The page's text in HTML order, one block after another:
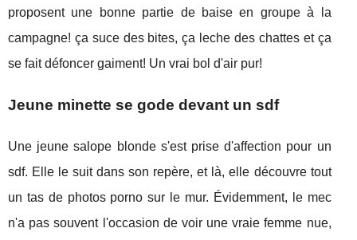
proposent une bonne partie de baise en groupe à la
campagne! ça suce des bites, ça leche des chattes et ça
se fait défoncer gaiment! Un vrai bol d'air pur!
Jeune minette se gode devant un sdf
Une jeune salope blonde s'est prise d'affection pour un
sdf. Elle le suit dans son repère, et là, elle découvre tout
un tas de photos porno sur le mur. Évidemment, le mec
n'a pas souvent l'occasion de voir une vraie femme nue,